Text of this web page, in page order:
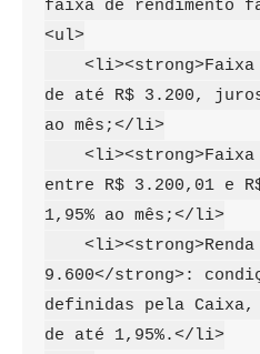
faixa de rendimento
<ul>
de até R$ 3.200,
ao mês;</li>
entre R$ 3.200,01 e
1,95% ao mês;</li>
9.600</strong>:
definidas pela
de até 1,95%.</li>